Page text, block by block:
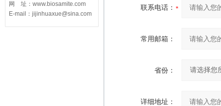
网 址：www.biosamite.com
E-mail：jijinhuaxue@sina.com
联系电话：
常用邮箱：
省份：
详细地址：